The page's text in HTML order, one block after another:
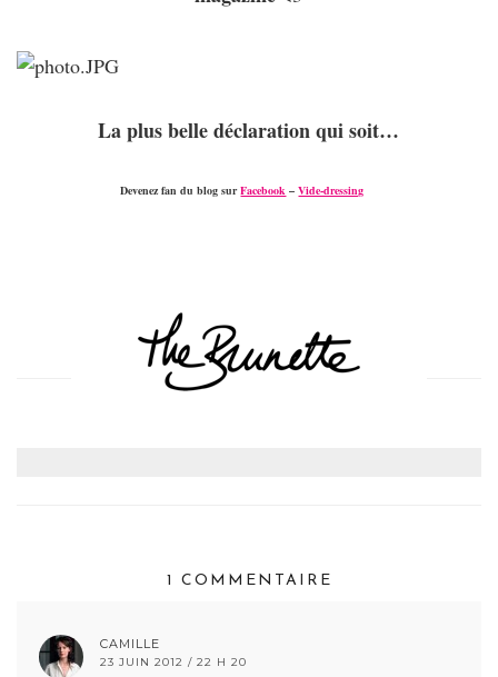
La plus belle déclaration qui soit…
Devenez fan du blog surFacebook –Vide-dressing
1 COMMENTAIRE
CAMILLE
23 JUIN 2012 / 22 H 20